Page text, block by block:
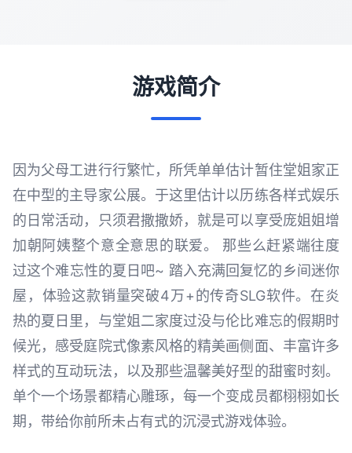
游戏简介
因为父母工进行行繁忙，所凭单单估计暂住堂姐家正
在中型的主导家公展。于这里估计以历练各样式娱乐
的日常活动，只须君撒撒娇，就是可以享受庞姐姐增
加朝阿姨整个意全意思的联爱。 那些么赶紧端往度
过这个难忘性的夏日吧~ 踏入充满回复忆的乡间迷你
屋，体验这款销量突破4万+的传奇SLG软件。在炎
热的夏日里，与堂姐二家度过没与伦比难忘的假期时
候光，感受庭院式像素风格的精美画侧面、丰富许多
样式的互动玩法，以及那些温馨美好型的甜蜜时刻。
单个一个场景都精心雕琢，每一个变成员都栩栩如长
期，带给你前所未占有式的沉浸式游戏体验。